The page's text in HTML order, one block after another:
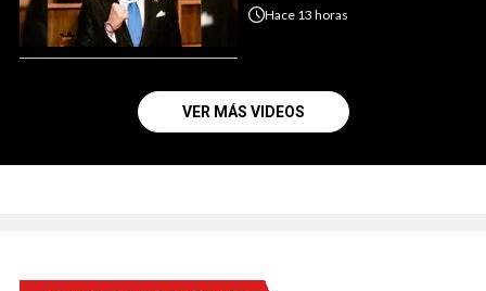
Hace 13 horas
VER MÁS VIDEOS